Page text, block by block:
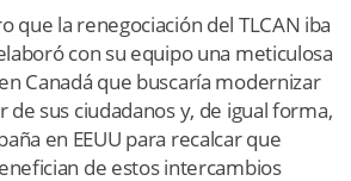
que la renegociación del TLCAN iba
con su equipo una meticulosa
Canadá que buscaría modernizar
de sus ciudadanos y, de igual forma,
en EEUU para recalcar que
de estos intercambios